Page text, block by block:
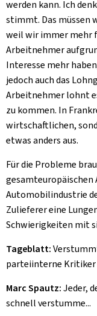
werden kann. Ich
stimmt. Das müssen
weil wir immer mehr
Arbeitnehmer
Interesse mehr
jedoch auch das
Arbeitnehmer lohnt
zu kommen. In
wirtschaftlichen,
etwas anders aus.
Für die Probleme
gesamteuropäischen
Automobilindustrie
Zulieferer eine
Schwierigkeiten mit
Tageblatt:
parteiinterne Kritiker
Marc Spautz:Jeder,
schnell verstumme...